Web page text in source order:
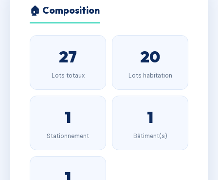
🏠 Composition
27
Lots totaux
20
Lots habitation
1
Stationnement
1
Bâtiment(s)